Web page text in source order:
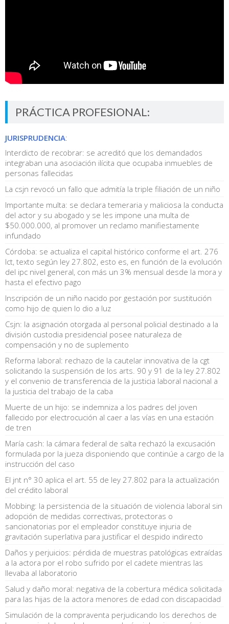
PRÁCTICA PROFESIONAL:
JURISPRUDENCIA:
Interdicto de recobrar: se acreditó que los demandados
integraban una asociación ilícita que ocupaba inmuebles de
personas fallecidas
La csjn revocó un fallo que admitía la triple filiación de un niño
Importante multa: se declara temeraria y maliciosa la conducta
del actor y su abogado y se les impone una multa de
$50.000.000, al promover un reclamo manifiestamente
infundado
Córdoba: se actualiza el capital histórico conforme el art. 276
lct, texto según ley 27.802, esto es, en función de la evolución
del ipc nivel general, con más un 3% mensual desde la mora y
hasta el efectivo pago
Inscripción de un niño nacido por gestación por sustitución
como hijo de quien lo dio a luz
Csjn: la asignación otorgada al personal policial destinado a la
división custodia presidencial posee naturaleza de
compensación y no de suplemento
Reforma laboral: rechazo de la cautelar innovativa de la cgt
solicitando la suspensión de los arts. 90 y 91 de la ley 27.802
y el convenio de transferencia de la justicia laboral nacional a
la justicia del trabajo de la caba
Muerte de un hijo: se indemniza a los padres del joven
fallecido por electrocución al caer a las vías en una estación
de tren
María cash: la cámara federal de salta rechazó la excusación
formulada por la jueza disponiendo que continúe a cargo de la
instrucción del caso
El jnt n° 30 aplica el art. 55 de ley 27.802 para la actualización
del crédito laboral
Mobbing: la persistencia de la situación de violencia laboral sin
adopción de medidas correctivas, protectoras o
sancionatorias por el empleador constituye injuria de
gravitación superlativa para justificar el despido indirecto
Daños y perjuicios: pérdida de muestras patológicas extraídas
a la actora por el robo sufrido por el cadete mientras las
llevaba al laboratorio
Salud y daño moral: negativa de la cobertura médica solicitada
para las hijas de la actora menores de edad con discapacidad
Simulación de la compraventa perjudicando los derechos de